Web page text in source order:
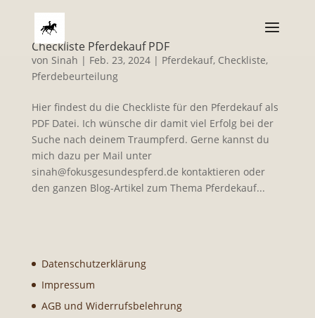
Checkliste Pferdekauf PDF
von Sinah | Feb. 23, 2024| Pferdekauf, Checkliste,
Pferdebeurteilung
Hier findest du die Checkliste für den Pferdekauf als
PDF Datei. Ich wünsche dir damit viel Erfolg bei der
Suche nach deinem Traumpferd. Gerne kannst du
mich dazu per Mail unter
sinah@fokusgesundespferd.de kontaktieren oder
den ganzen Blog-Artikel zum Thema Pferdekauf...
Datenschutzerklärung
Impressum
AGB und Widerrufsbelehrung